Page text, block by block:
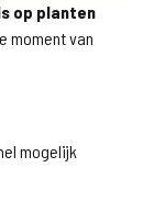
op planten
moment van
mogelijk